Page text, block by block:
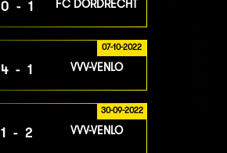
0-1 FC DORDRECHT
07-10-2022
4-1 VVV-VENLO
30-09-2022
1-2 VVV-VENLO